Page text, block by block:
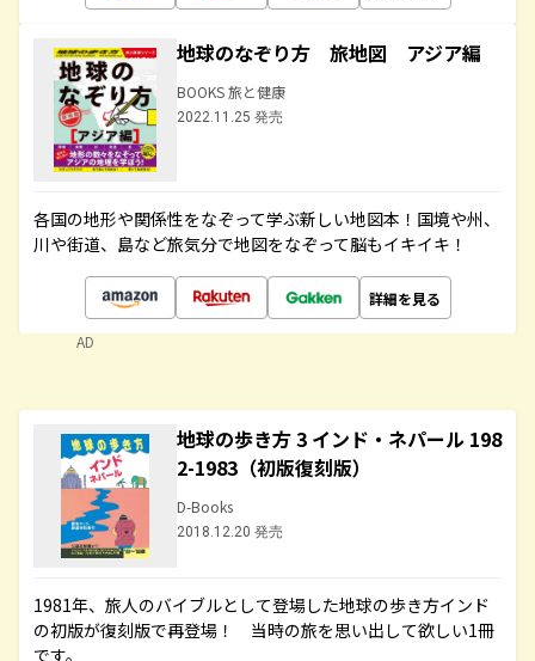
地球のなぞり方 旅地図 アジア編
BOOKS 旅と健康
2022.11.25 発売
各国の地形や関係性をなぞって学ぶ新しい地図本！国境や州、
川や街道、島など旅気分で地図をなぞって脳もイキイキ！
詳細を見る
AD
地球の歩き方 3 インド・ネパール 198
2-1983（初版復刻版）
D-Books
2018.12.20 発売
1981年、旅人のバイブルとして登場した地球の歩き方インド
の初版が復刻版で再登場！ 当時の旅を思い出して欲しい1冊
です。